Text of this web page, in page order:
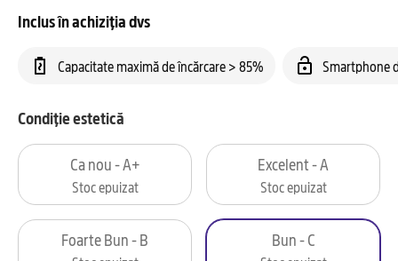
Inclus în achiziția dvs
Capacitate maximă de încărcare > 85% Smartphone
Condiție estetică
Ca nou - A+
Stoc epuizat
Excelent - A
Stoc epuizat
Foarte Bun - B Bun - C